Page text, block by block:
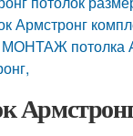
Армстронг
МОНТАЖ